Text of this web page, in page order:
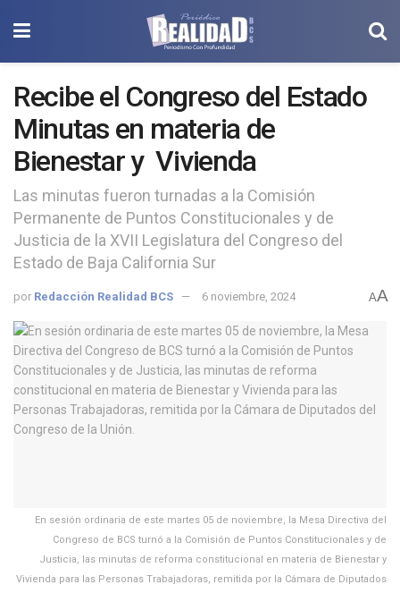
Recibe el Congreso del Estado
Minutas en materia de
Bienestar y Vivienda
Las minutas fueron turnadas a la Comisión
Permanente de Puntos Constitucionales y de
Justicia de la XVII Legislatura del Congreso del
Estado de Baja California Sur
por Redacción Realidad BCS 6 noviembre, 2024 AA
En sesión ordinaria de este martes 05 de noviembre, la Mesa Directiva del
Congreso de BCS turnó a la Comisión de Puntos Constitucionales y de
Justicia, las minutas de reforma constitucional en materia de Bienestar y
Vivienda para las Personas Trabajadoras, remitida por la Cámara de Diputados